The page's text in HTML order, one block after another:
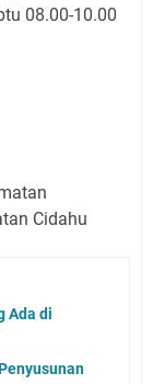
08.00-10.00
Cidahu
Ada di